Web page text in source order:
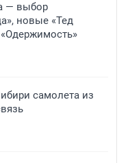
— выбор
новые «Тед
самолета из